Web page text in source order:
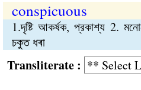
conspicuous
1.দৃষ্টি আকর্ষক, প্রকাশ্য 2.
চকুত ধৰা
: